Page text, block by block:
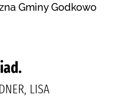
Gminy Godkowo
LISA